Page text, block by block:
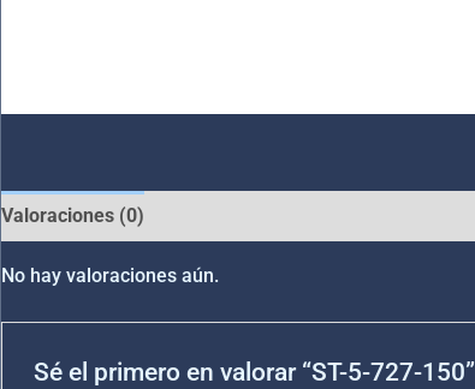
Valoraciones (0)
No hay valoraciones aún.
Sé el primero en valorar “ST-5-727-150”